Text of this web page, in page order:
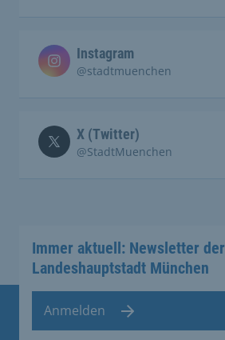
Instagram
@stadtmuenchen
X (Twitter)
@StadtMuenchen
Immer aktuell: Newsletter der
Landeshauptstadt München
Anmelden